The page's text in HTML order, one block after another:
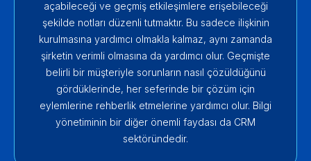
açabileceği ve geçmiş etkileşimlere erişebileceği
şekilde notları düzenli tutmaktır. Bu sadece ilişkinin
kurulmasına yardımcı olmakla kalmaz, aynı zamanda
şirketin verimli olmasına da yardımcı olur. Geçmişte
belirli bir müşteriyle sorunların nasıl çözüldüğünü
gördüklerinde, her seferinde bir çözüm için
eylemlerine rehberlik etmelerine yardımcı olur. Bilgi
yönetiminin bir diğer önemli faydası da CRM
sektöründedir.